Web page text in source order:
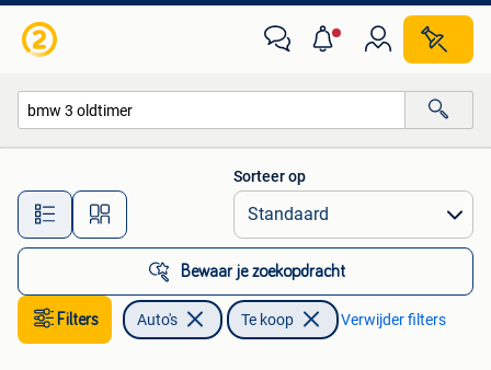
Alle afstanden…
Sorteer op
Bewaar je zoekopdracht
Filters Auto's Te koop Verwijder filters